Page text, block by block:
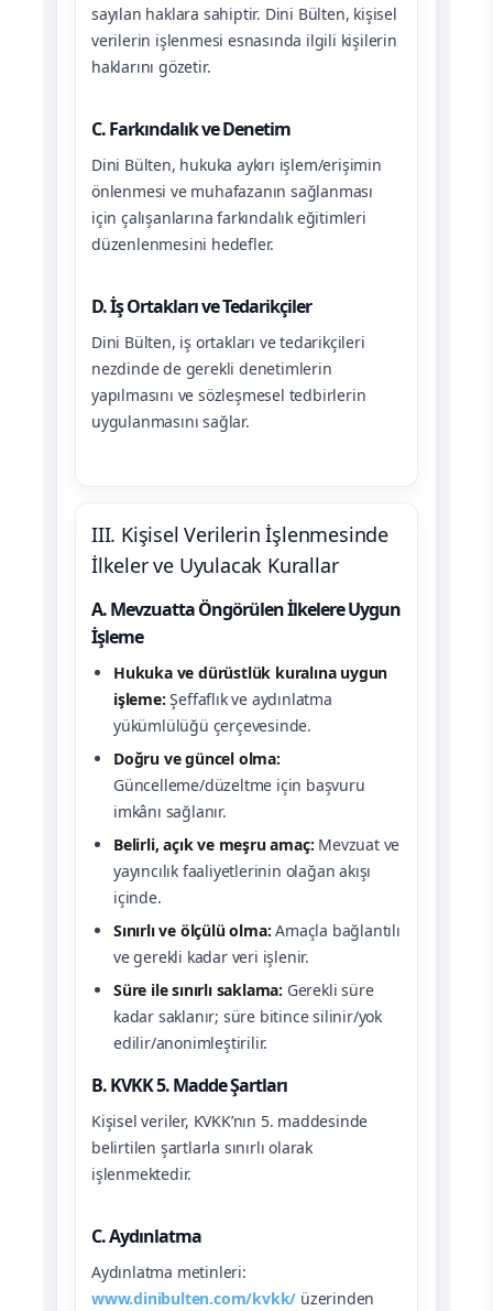
sayılan haklara sahiptir. Dini Bülten, kişisel
verilerin işlenmesi esnasında ilgili kişilerin
haklarını gözetir.
C. Farkındalık ve Denetim
Dini Bülten, hukuka aykırı işlem/erişimin
önlenmesi ve muhafazanın sağlanması
için çalışanlarına farkındalık eğitimleri
düzenlenmesini hedefler.
D. İş Ortakları ve Tedarikçiler
Dini Bülten, iş ortakları ve tedarikçileri
nezdinde de gerekli denetimlerin
yapılmasını ve sözleşmesel tedbirlerin
uygulanmasını sağlar.
III. Kişisel Verilerin İşlenmesinde
İlkeler ve Uyulacak Kurallar
A. Mevzuatta Öngörülen İlkelere Uygun
İşleme
Hukuka ve dürüstlük kuralına uygun
işleme: Şeffaflık ve aydınlatma
yükümlülüğü çerçevesinde.
Doğru ve güncel olma:
Güncelleme/düzeltme için başvuru
imkânı sağlanır.
Belirli, açık ve meşru amaç: Mevzuat ve
yayıncılık faaliyetlerinin olağan akışı
içinde.
Sınırlı ve ölçülü olma: Amaçla bağlantılı
ve gerekli kadar veri işlenir.
Süre ile sınırlı saklama: Gerekli süre
kadar saklanır; süre bitince silinir/yok
edilir/anonimleştirilir.
B. KVKK 5. Madde Şartları
Kişisel veriler, KVKK’nın 5. maddesinde
belirtilen şartlarla sınırlı olarak
işlenmektedir.
C. Aydınlatma
Aydınlatma metinleri:
www.dinibulten.com/kvkk/ üzerinden